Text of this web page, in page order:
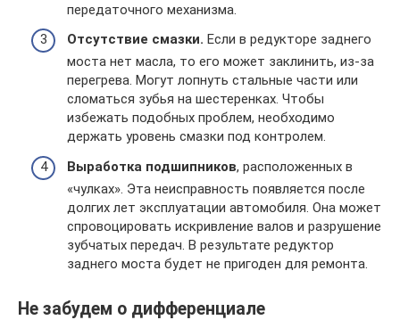
передаточного механизма.
Отсутствие смазки. Если в редукторе заднего
моста нет масла, то его может заклинить, из-за
перегрева. Могут лопнуть стальные части или
сломаться зубья на шестеренках. Чтобы
избежать подобных проблем, необходимо
держать уровень смазки под контролем.
Выработка подшипников, расположенных в
«чулках». Эта неисправность появляется после
долгих лет эксплуатации автомобиля. Она может
спровоцировать искривление валов и разрушение
зубчатых передач. В результате редуктор
заднего моста будет не пригоден для ремонта.
Не забудем о дифференциале